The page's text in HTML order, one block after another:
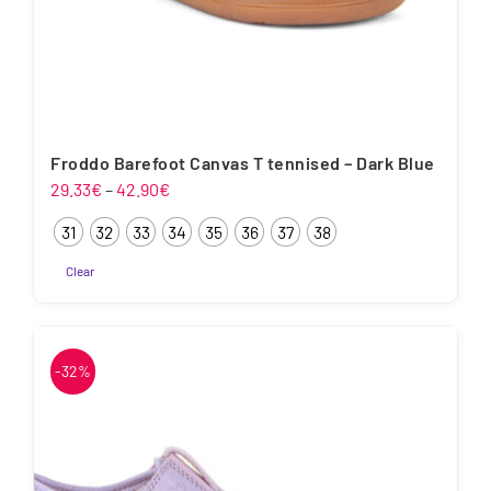
Froddo Barefoot Canvas T tennised – Dark Blue
29.33€ –42.90€
29.33€
kuni
31 32 33 34 35 36 37 38
Clear
on
mitu
teha
-32%